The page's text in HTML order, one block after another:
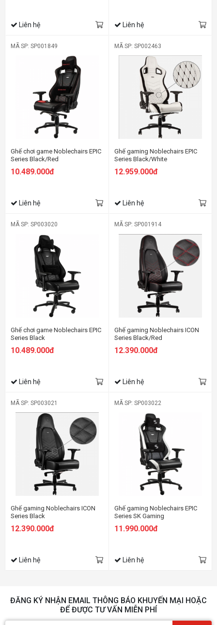
Liên hệ Liên hệ
MÃ SP: SP001849
Ghế chơi game Noblechairs EPIC
Series Black/Red
10.489.000đ
Liên hệ
MÃ SP: SP002463
Ghế gaming Noblechairs EPIC
Series Black/White
12.959.000đ
Liên hệ
MÃ SP: SP003020
Ghế chơi game Noblechairs EPIC
Series Black
10.489.000đ
Liên hệ
MÃ SP: SP001914
Ghế gaming Noblechairs ICON
Series Black/Red
12.390.000đ
Liên hệ
MÃ SP: SP003021
Ghế gaming Noblechairs ICON
Series Black
12.390.000đ
Liên hệ
MÃ SP: SP003022
Ghế gaming Noblechairs EPIC
Series SK Gaming
Black/Blue/White
11.990.000đ
Liên hệ
ĐĂNG KÝ NHẬN EMAIL THÔNG BÁO KHUYẾN MẠI HOẶC
ĐỂ ĐƯỢC TƯ VẤN MIỄN PHÍ